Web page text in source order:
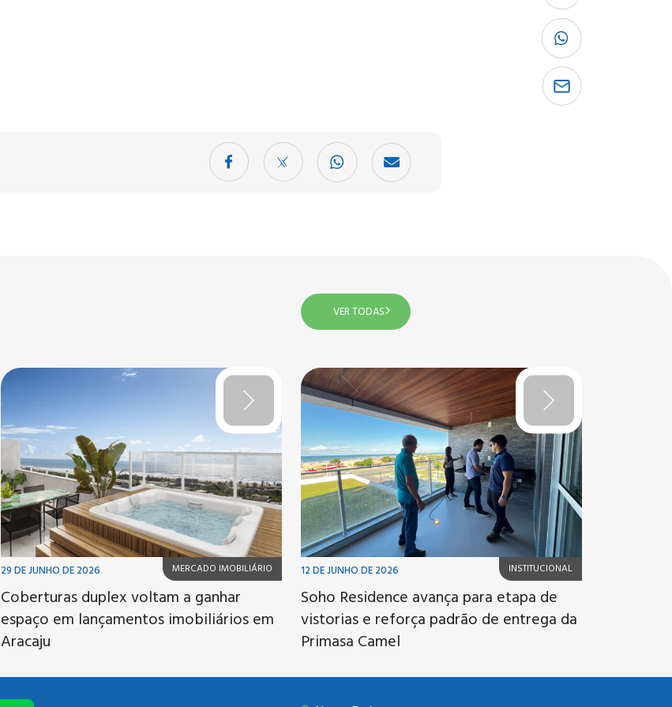
VER TODAS
29 DE JUNHO DE 2026 MERCADO IMOBILIÁRIO
Coberturas duplex voltam a ganhar
espaço em lançamentos imobiliários em
Aracaju
12 DE JUNHO DE 2026 INSTITUCIONAL
Soho Residence avança para etapa de
vistorias e reforça padrão de entrega da
Primasa Camel